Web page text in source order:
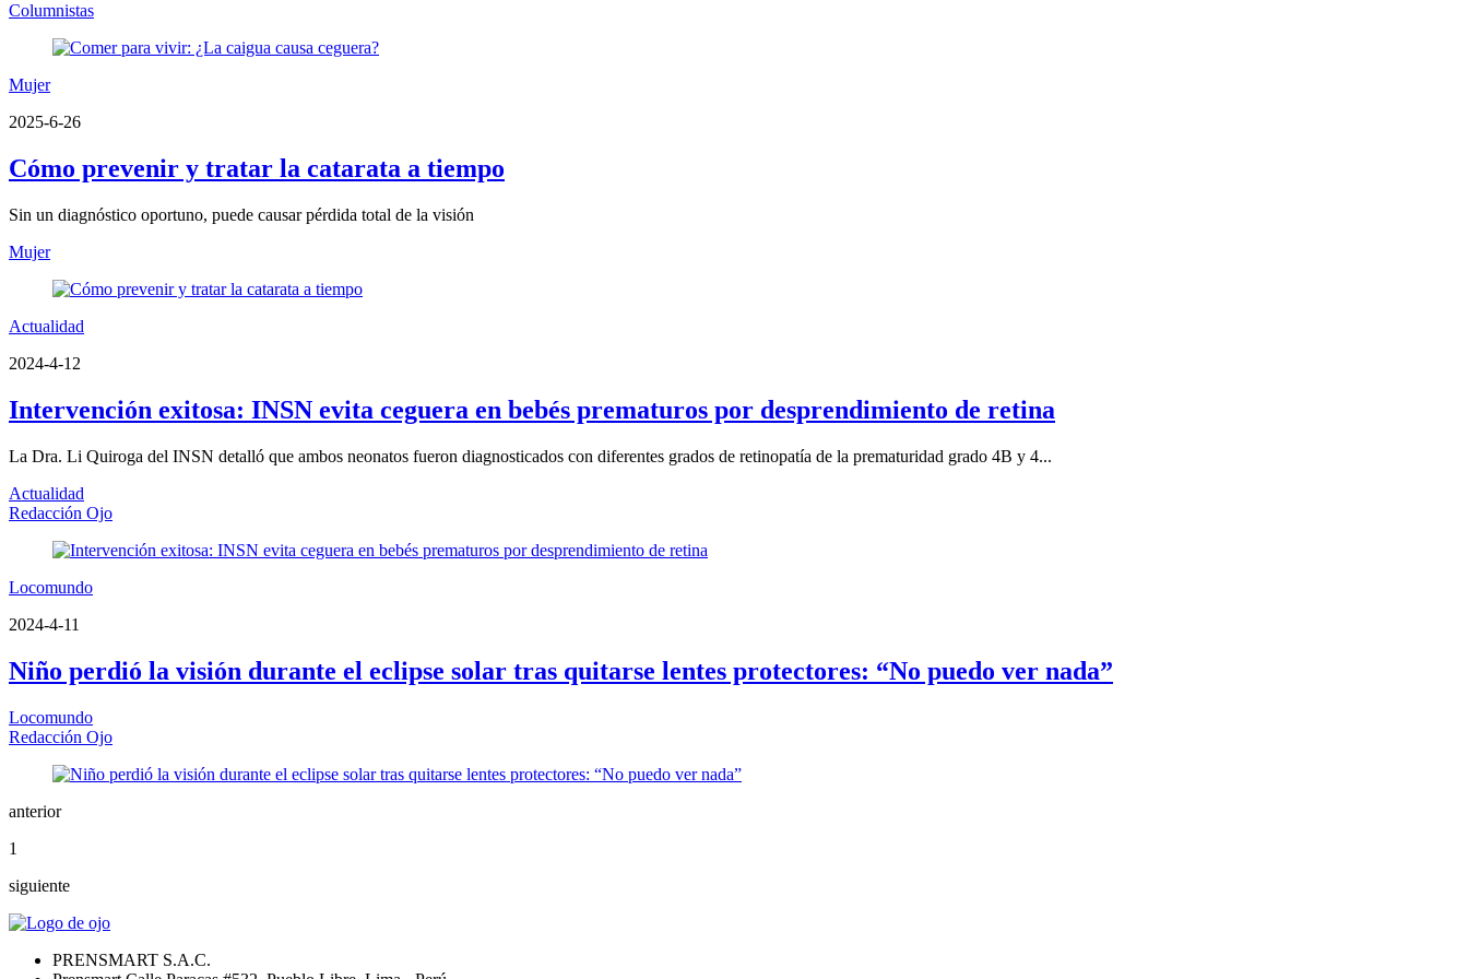
Columnistas
Mujer
2025-6-26
Cómo prevenir y tratar la catarata a tiempo
Sin un diagnóstico oportuno, puede causar pérdida total de la visión
Mujer
Actualidad
2024-4-12
Intervención exitosa: INSN evita ceguera en bebés prematuros por desprendimiento de retina
La Dra. Li Quiroga del INSN detalló que ambos neonatos fueron diagnosticados con diferentes grados de retinopatía de la prematuridad grado 4B y 4...
Actualidad
Redacción Ojo
Locomundo
2024-4-11
Niño perdió la visión durante el eclipse solar tras quitarse lentes protectores: “No puedo ver nada”
Locomundo
Redacción Ojo
anterior
1
siguiente
PRENSMART S.A.C.